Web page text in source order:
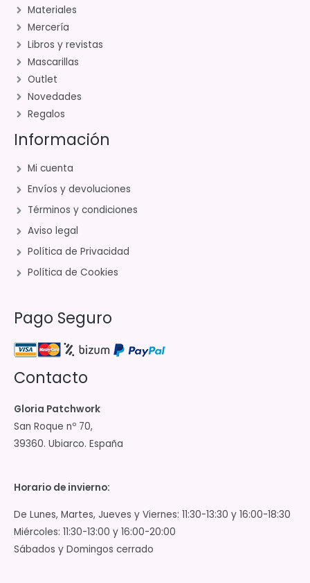
Materiales
Mercería
Libros y revistas
Mascarillas
Outlet
Novedades
Regalos
Información
Mi cuenta
Envíos y devoluciones
Términos y condiciones
Aviso legal
Política de Privacidad
Política de Cookies
Pago Seguro
Contacto
Gloria Patchwork
San Roque nº 70,
39360. Ubiarco. España
Horario de invierno:
De Lunes, Martes, Jueves y Viernes: 11:30-13:30 y 16:00-18:30
Miércoles: 11:30-13:00 y 16:00-20:00
Sábados y Domingos cerrado